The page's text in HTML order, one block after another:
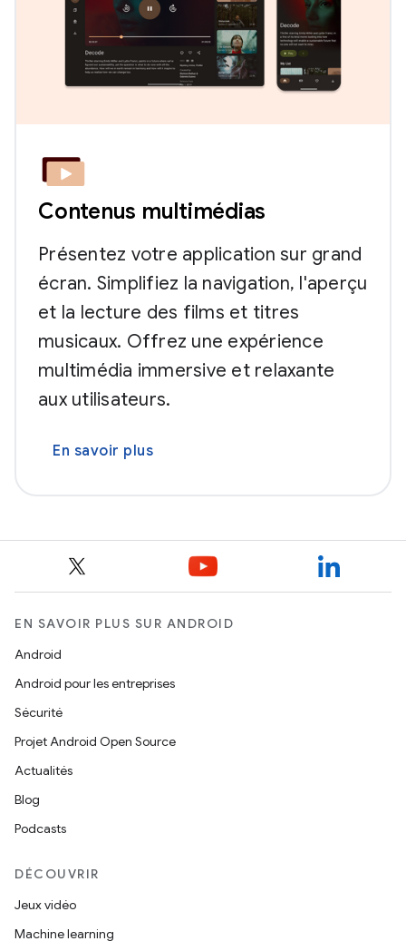
Contenus multimédias
Présentez votre application sur grand
écran. Simplifiez la navigation, l'aperçu
et la lecture des films et titres
musicaux. Offrez une expérience
multimédia immersive et relaxante
aux utilisateurs.
En savoir plus
EN SAVOIR PLUS SUR ANDROID
Android
Android pour les entreprises
Sécurité
Projet Android Open Source
Actualités
Blog
Podcasts
DÉCOUVRIR
Jeux vidéo
Machine learning